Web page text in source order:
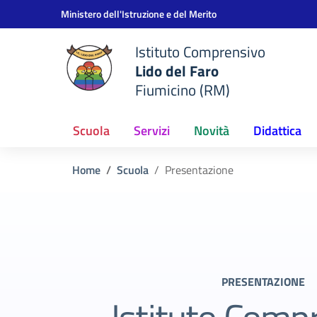
Vai ai contenuti
Vai al menu di navigazioneMinistero dell'Istruzione e del Merito
Istituto Comprensivo
Lido del Faro
Fiumicino (RM)
Scuola Servizi Novità Didattica
Home Scuola Presentazione
PRESENTAZIONE